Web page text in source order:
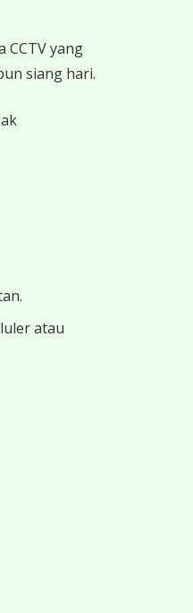
CCTV yang
siang hari.
atau